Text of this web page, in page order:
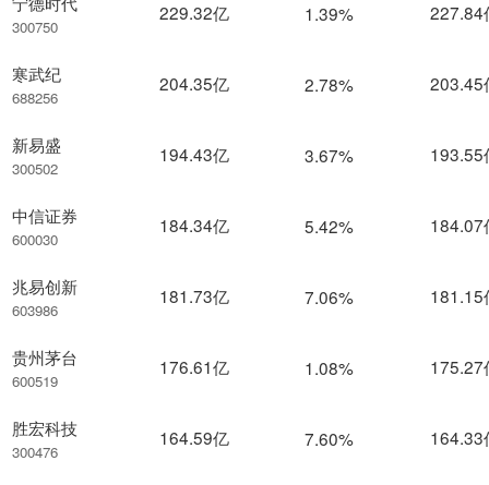
300750
寒武纪
688256
新易盛
300502
中信证券
600030
兆易创新
603986
贵州茅台
600519
胜宏科技
300476
229.32亿 1.39% 227.84
204.35亿 2.78% 203.45
194.43亿 3.67% 193.55
184.34亿 5.42% 184.07
181.73亿 7.06% 181.15
176.61亿 1.08% 175.27
164.59亿 7.60% 164.33